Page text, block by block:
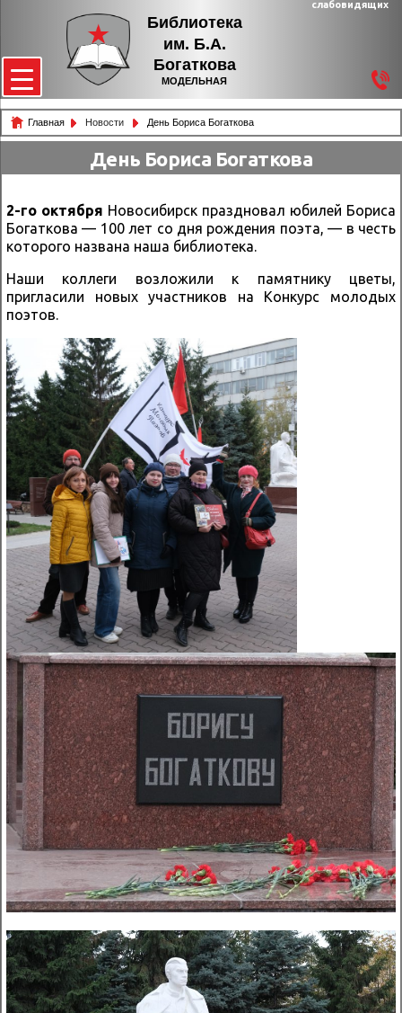
Библиотека
им. Б.А.
Богаткова
МОДЕЛЬНАЯ
слабовидящих
Главная Новости День Бориса Богаткова
День Бориса Богаткова
2-го октября Новосибирск праздновал юбилей Бориса
Богаткова — 100 лет со дня рождения поэта, — в честь
которого названа наша библиотека.
Наши коллеги возложили к памятнику цветы,
пригласили новых участников на Конкурс молодых
поэтов.